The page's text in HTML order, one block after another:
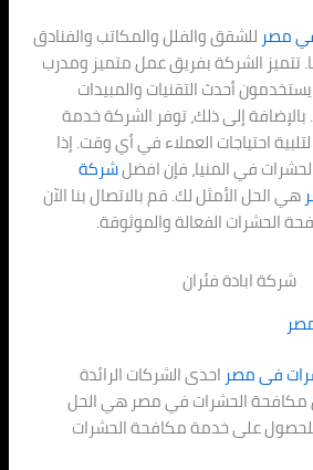
مصر للشقق والفلل والمكاتب والفنادق
تتميز الشركة بفريق عمل متميز ومدرب
أحدث التقنيات والمبيدات
بالإضافة إلى ذلك، توفر الشركة خدمة
احتياجات العملاء في أي وقت. إذا
في المنيا، فإن افضلشركة
هي الحل الأمثل لك. قم بالاتصال بنا الآن
الحشرات الفعالة والموثوقة.
فى مصر احدى الشركات الرائدة
مكافحة الحشرات في مصر هي الحل
للحصول على خدمة مكافحة الحشرات